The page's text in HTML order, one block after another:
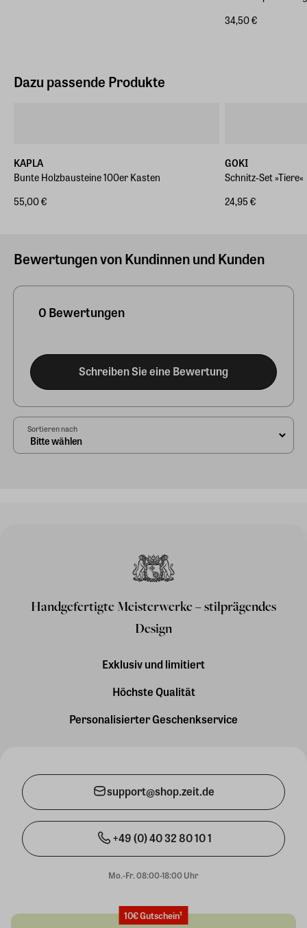
34,50 €
Dazu passende Produkte
KAPLA
Bunte Holzbausteine 100er Kasten
55,00 €
GOKI
Schnitz-Set »Tiere«
24,95 €
Bewertungen von Kundinnen und Kunden
0 Bewertungen
Schreiben Sie eine Bewertung
Sortieren nach
Handgefertigte Meisterwerke – stilprägendes
Design
Exklusiv und limitiert
Höchste Qualität
Personalisierter Geschenkservice
support@shop.zeit.de
+49 (0) 40 32 80 10 1
Mo.-Fr. 08:00-18:00 Uhr
10€ Gutschein¹